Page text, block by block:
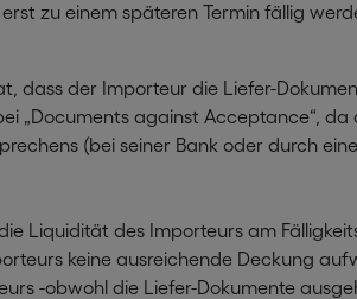
zu einem späteren Termin fällig
dass der Importeur die Liefer-
„Documents against Acceptance“, da
(bei seiner Bank oder durch
Liquidität des Importeurs am
keine ausreichende Deckung
-obwohl die Liefer-Dokumente